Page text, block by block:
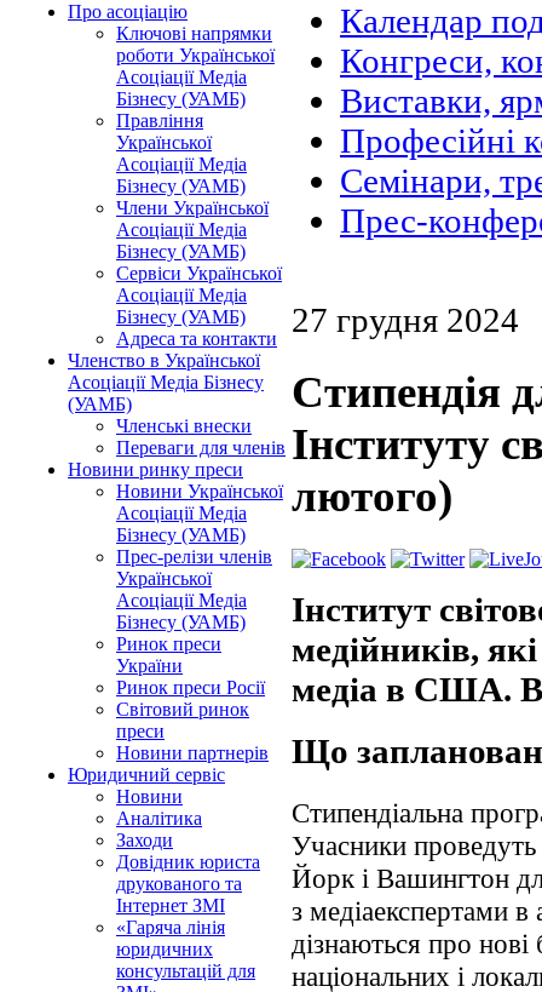
Про асоціацію
Ключові напрямки
роботи Української
Асоціації Медіа
Бізнесу (УАМБ)
Правління
Української
Асоціації Медіа
Бізнесу (УАМБ)
Члени Української
Асоціації Медіа
Бізнесу (УАМБ)
Сервіси Української
Асоціації Медіа
Бізнесу (УАМБ)
Адреса та контакти
Членство в Української
Асоціації Медіа Бізнесу
(УАМБ)
Членські внески
Переваги для членів
Новини ринку преси
Новини Української
Асоціації Медіа
Бізнесу (УАМБ)
Прес-релізи членів
Української
Асоціації Медіа
Бізнесу (УАМБ)
Ринок преси
України
Ринок преси Росії
Світовий ринок
преси
Новини партнерів
Юридичний сервіс
Новини
Аналітика
Заходи
Довідник юриста
друкованого та
Інтернет ЗМІ
«Гаряча лінія
юридичних
консультацій для
Календар
Конгреси,
Виставки,
Професійні
Семінари,
Прес-
27 грудня 2024
Стипендія
Інституту
лютого)
Інститут
медійників,
медіа в США.
Що
Стипендіальна
Учасники проведуть
Йорк і Вашингтон
з медіаекспертами в
дізнаються про
національних і